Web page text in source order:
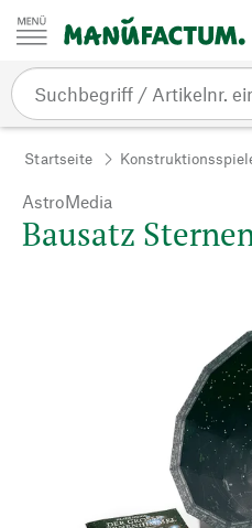
Zum Inhalt springen
Startseite
AstroMedia
Bausatz